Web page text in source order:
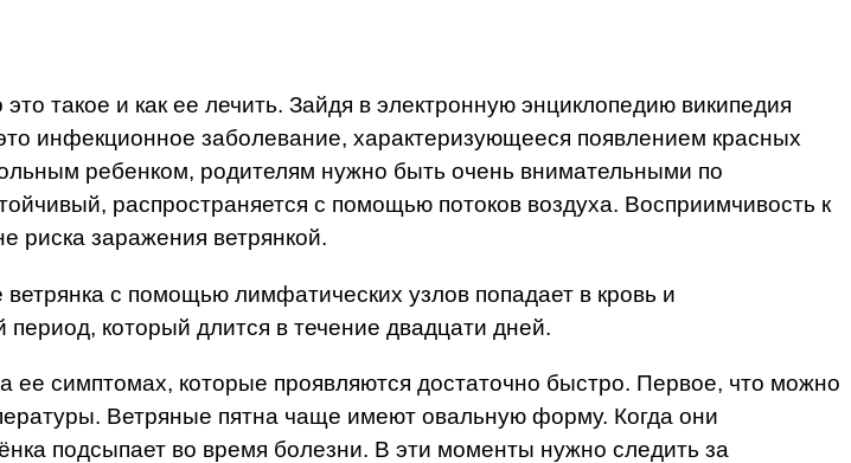
такое и как ее лечить. Зайдя в электронную энциклопедию википедия
инфекционное заболевание, характеризующееся появлением красных
ребенком, родителям нужно быть очень внимательными по
распространяется с помощью потоков воздуха. Восприимчивость к
риска заражения ветрянкой.
с помощью лимфатических узлов попадает в кровь и
который длится в течение двадцати дней.
ее симптомах, которые проявляются достаточно быстро. Первое, что можно
Ветряные пятна чаще имеют овальную форму. Когда они
подсыпает во время болезни. В эти моменты нужно следить за